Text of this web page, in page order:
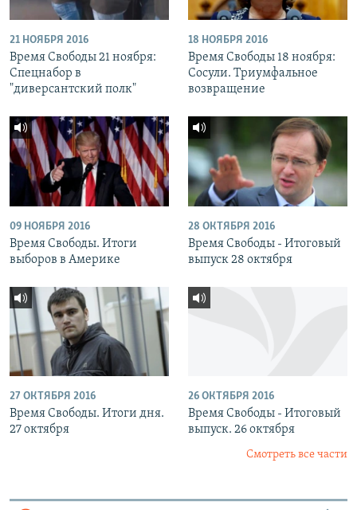
21 НОЯБРЯ 2016
Время Свободы 21 ноября:
Спецнабор в
"диверсантский полк"
18 НОЯБРЯ 2016
Время Свободы 18 ноября:
Сосули. Триумфальное
возвращение
09 НОЯБРЯ 2016
Время Свободы. Итоги
выборов в Америке
28 ОКТЯБРЯ 2016
Время Свободы - Итоговый
выпуск 28 октября
27 ОКТЯБРЯ 2016
Время Свободы. Итоги дня.
27 октября
26 ОКТЯБРЯ 2016
Время Свободы - Итоговый
выпуск. 26 октября
Смотреть все части